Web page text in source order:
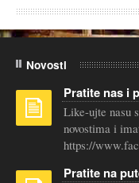
Novosti
Pratite nas i
Like-ujte nasu
novostima i
https://
Pratite na